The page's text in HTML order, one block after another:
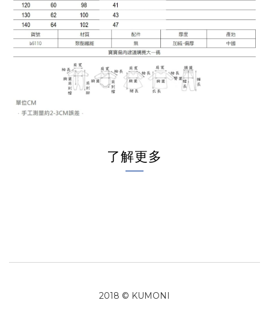
了解更多
2018 © KUMONI